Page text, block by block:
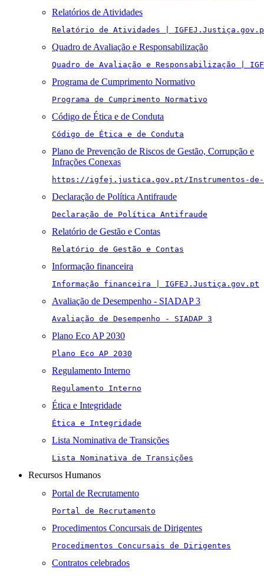
Relatórios de Atividades
Relatório de Atividades |
Quadro de Avaliação e Responsabilização
Quadro de Avaliação e Responsabilização |
Programa de Cumprimento Normativo
Programa de Cumprimento Normativo
Código de Ética e de Conduta
Código de Ética e de Conduta
Plano de Prevenção de Riscos de Gestão, Corrupção e
Infrações Conexas
https://igfej.justica.gov.pt/Instrumentos-de-
Declaração de Política Antifraude
Declaração de Política Antifraude
Relatório de Gestão e Contas
Relatório de Gestão e Contas
Informação financeira
Informação financeira | IGFEJ.Justiça.gov.pt
Avaliação de Desempenho - SIADAP 3
Avaliação de Desempenho - SIADAP 3
Plano Eco AP 2030
Plano Eco AP 2030
Regulamento Interno
Regulamento Interno
Ética e Integridade
Ética e Integridade
Lista Nominativa de Transições
Lista Nominativa de Transições
Recursos Humanos
Portal de Recrutamento
Portal de Recrutamento
Procedimentos Concursais de Dirigentes
Procedimentos Concursais de Dirigentes
Contratos celebrados